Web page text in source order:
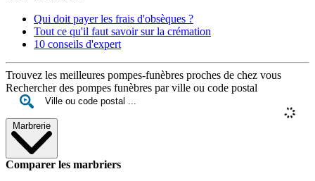
Qui doit payer les frais d'obsèques ?
Tout ce qu'il faut savoir sur la crémation
10 conseils d'expert
Trouvez les meilleures pompes-funèbres proches de chez vous
Rechercher des pompes funèbres par ville ou code postal
Marbrerie
Comparer les marbriers